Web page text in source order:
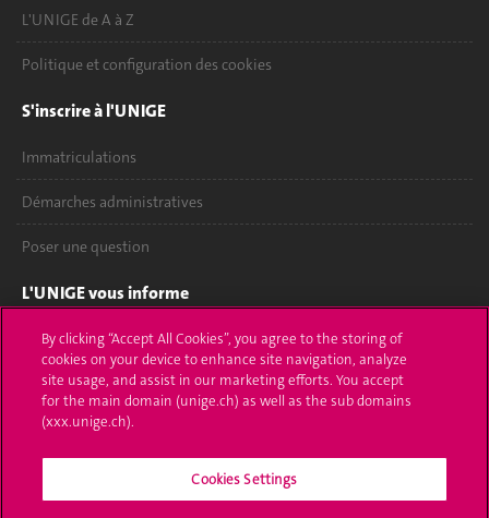
L'UNIGE de A à Z
Politique et configuration des cookies
S'inscrire à l'UNIGE
Immatriculations
Démarches administratives
Poser une question
L'UNIGE vous informe
UNIGE Mobile
Médias
Offres d'emploi
By clicking “Accept All Cookies”, you agree to the storing of
cookies on your device to enhance site navigation, analyze
site usage, and assist in our marketing efforts. You accept
for the main domain (unige.ch) as well as the sub domains
(xxx.unige.ch).
Cookies Settings